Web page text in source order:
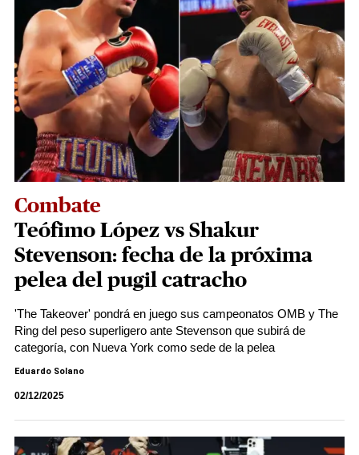
Combate
Teófimo López vs Shakur
Stevenson: fecha de la próxima
pelea del pugil catracho
'The Takeover' pondrá en juego sus campeonatos OMB y The
Ring del peso superligero ante Stevenson que subirá de
categoría, con Nueva York como sede de la pelea
Eduardo Solano
02/12/2025